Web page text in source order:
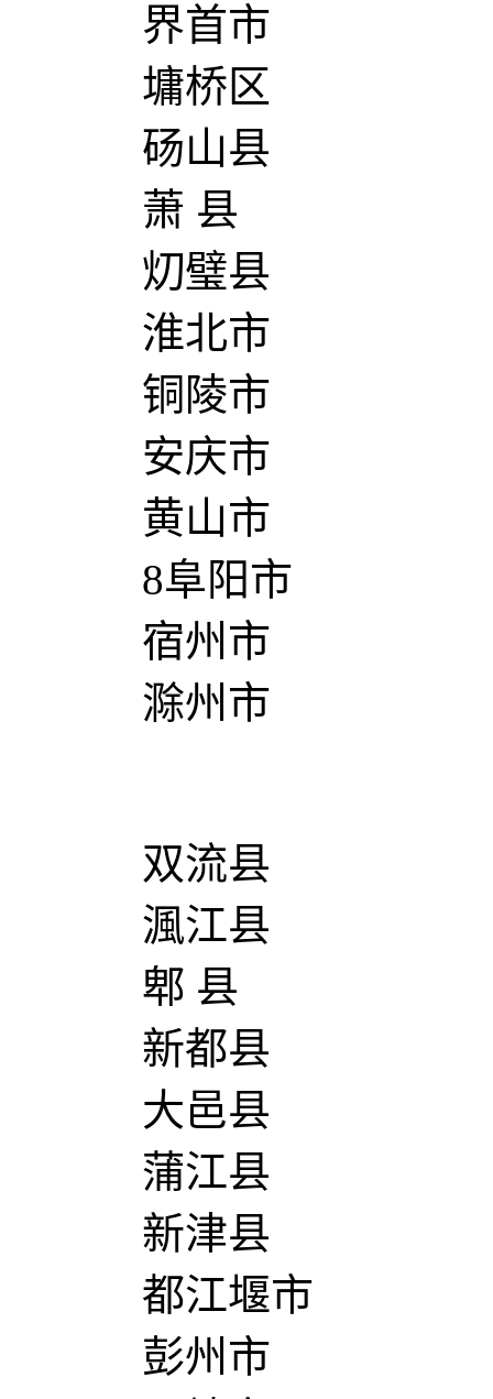
界首市
墉桥区
砀山县
萧 县
灱璧县
淮北市
铜陵市
安庆市
黄山市
8阜阳市
宿州市
滁州市
双流县
渢江县
郫 县
新都县
大邑县
蒲江县
新津县
都江堰市
彭州市